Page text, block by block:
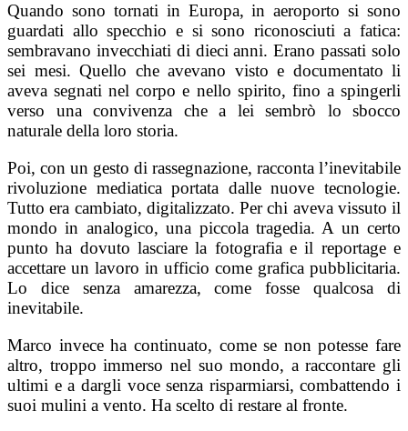
Quando sono tornati in Europa, in aeroporto si sono
guardati allo specchio e si sono riconosciuti a fatica:
sembravano invecchiati di dieci anni. Erano passati solo
sei mesi. Quello che avevano visto e documentato li
aveva segnati nel corpo e nello spirito, fino a spingerli
verso una convivenza che a lei sembrò lo sbocco
naturale della loro storia.
Poi, con un gesto di rassegnazione, racconta l’inevitabile
rivoluzione mediatica portata dalle nuove tecnologie.
Tutto era cambiato, digitalizzato. Per chi aveva vissuto il
mondo in analogico, una piccola tragedia. A un certo
punto ha dovuto lasciare la fotografia e il reportage e
accettare un lavoro in ufficio come grafica pubblicitaria.
Lo dice senza amarezza, come fosse qualcosa di
inevitabile.
Marco invece ha continuato, come se non potesse fare
altro, troppo immerso nel suo mondo, a raccontare gli
ultimi e a dargli voce senza risparmiarsi, combattendo i
suoi mulini a vento. Ha scelto di restare al fronte.